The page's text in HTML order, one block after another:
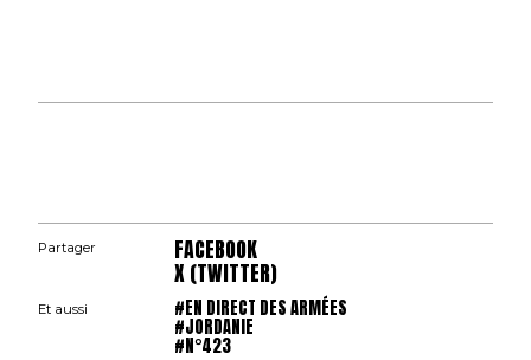
Partager FACEBOOK
X (TWITTER)
Et aussi #EN DIRECT DES ARMÉES
#JORDANIE
#N°423